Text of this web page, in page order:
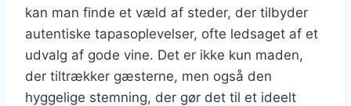
kan man finde et væld af steder, der tilbyder
autentiske tapasoplevelser, ofte ledsaget af et
udvalg af gode vine. Det er ikke kun maden,
der tiltrækker gæsterne, men også den
hyggelige stemning, der gør det til et ideelt